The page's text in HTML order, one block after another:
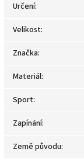
Určení:
Velikost:
Značka:
Materiál:
Sport:
Zapínání:
Země původu: